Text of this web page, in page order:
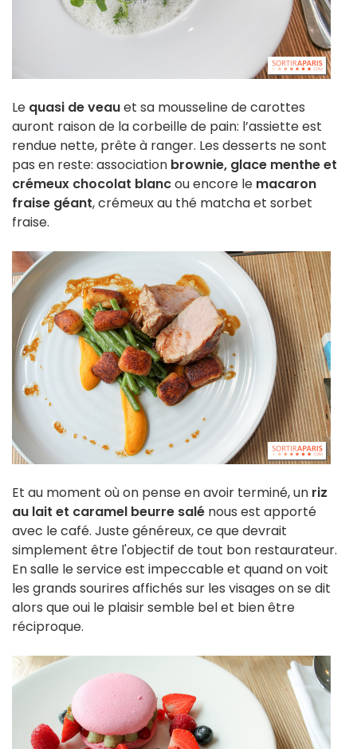
Le quasi de veauet sa mousseline de carottes
auront raison de la corbeille de pain: l’assiette est
rendue nette, prête à ranger. Les desserts ne sont
pas en reste: association brownie, glace menthe et
crémeux chocolat blancou encore le macaron
fraise géant, crémeux au thé matcha et sorbet
fraise.
Et au moment où on pense en avoir terminé, un riz
au lait et caramel beurre salé nous est apporté
avec le café. Juste généreux, ce que devrait
simplement être l'objectif de tout bon restaurateur.
En salle le service est impeccable et quand on voit
les grands sourires affichés sur les visages on se dit
alors que oui le plaisir semble bel et bien être
réciproque.